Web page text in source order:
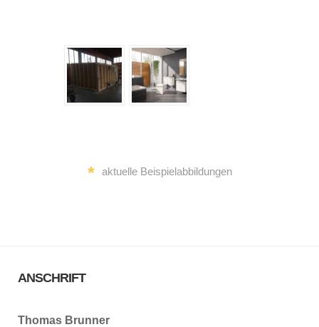
* aktuelle Beispielabbildungen
ANSCHRIFT
Thomas Brunner